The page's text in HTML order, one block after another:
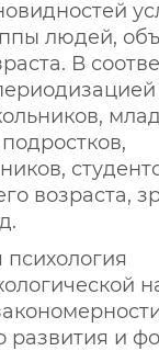
людей,
В
возраста,
психология
развития и